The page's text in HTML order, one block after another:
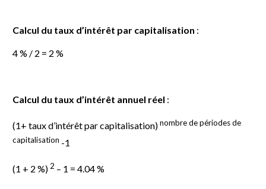
Calcul du taux d’intérêt par capitalisation :
4 % / 2 = 2 %
Calcul du taux d’intérêt annuel réel :
(1+ taux d’intérêt par capitalisation)nombre de périodes de
capitalisation -1
(1 + 2 %)2 – 1 = 4.04 %